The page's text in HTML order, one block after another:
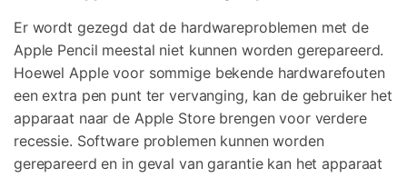
Er wordt gezegd dat de hardwareproblemen met de
Apple Pencil meestal niet kunnen worden gerepareerd.
Hoewel Apple voor sommige bekende hardwarefouten
een extra pen punt ter vervanging, kan de gebruiker het
apparaat naar de Apple Store brengen voor verdere
recessie. Software problemen kunnen worden
gerepareerd en in geval van garantie kan het apparaat